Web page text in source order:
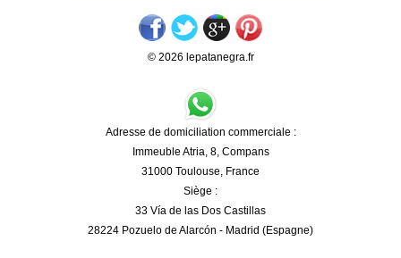
© 2026 lepatanegra.fr
Adresse de domiciliation commerciale :
Immeuble Atria, 8, Compans
31000 Toulouse, France
Siège :
33 Vía de las Dos Castillas
28224 Pozuelo de Alarcón - Madrid (Espagne)